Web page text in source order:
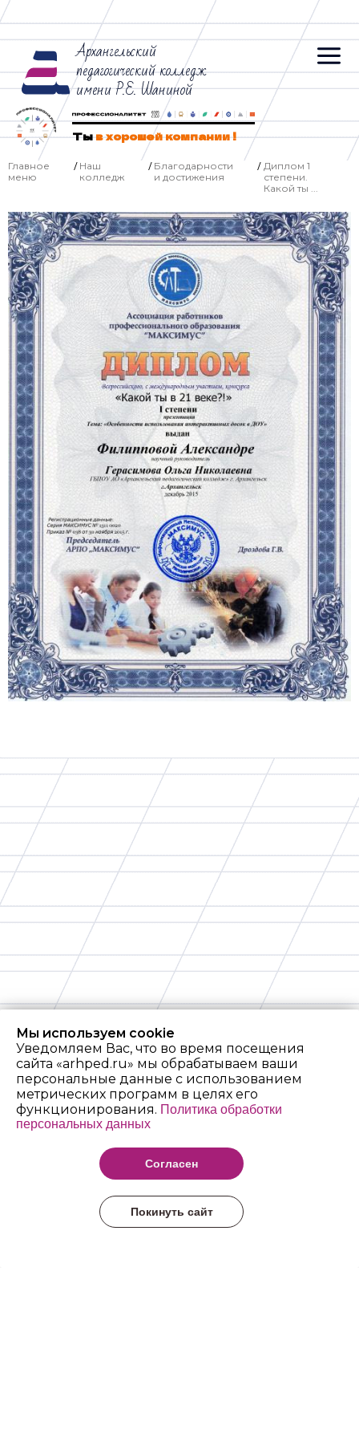
Архангельский
педагогический колледж
имени Р.Е. Шаниной
Тыв хорошей компании !
Главное
меню
/ Наш
колледж
/ Благодарности
и достижения
/ Диплом 1
степени.
Какой ты ...
Архангельский
педагогический
колледж имени Р.Е.
Шаниной
Мы используем cookie
Уведомляем Вас, что во время посещения
сайта «arhped.ru» мы обрабатываем ваши
персональные данные с использованием
метрических программ в целях его
функционирования. Политика обработки
персональных данных
Согласен
Покинуть сайт